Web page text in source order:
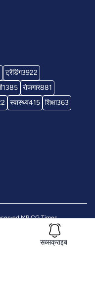
सब्सक्राइब
ट्रेंडिंग3922
1385 रोजगार881
स्वास्थ्य415 शिक्षा363
MP CG Times